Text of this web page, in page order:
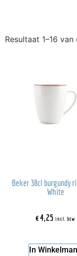
Resultaat 1–16
Beker 38cl burgundy
White
€4,25 incl. btw
In